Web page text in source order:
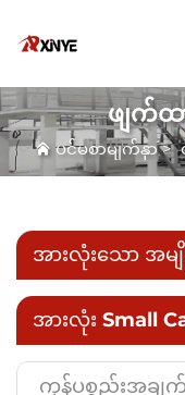
ဖျက်ထ
ပင်မစာမျက်နှာ>
အားလုံးသော အမျို
အားလုံး Small